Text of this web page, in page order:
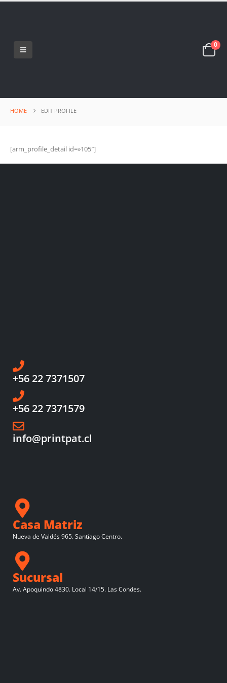
0
HOME EDIT PROFILE
[arm_profile_detail id=»105″]
+56 22 7371507
+56 22 7371579
info@printpat.cl
Casa Matriz
Nueva de Valdés 965. Santiago Centro.
Sucursal
Av. Apoquindo 4830. Local 14/15. Las Condes.